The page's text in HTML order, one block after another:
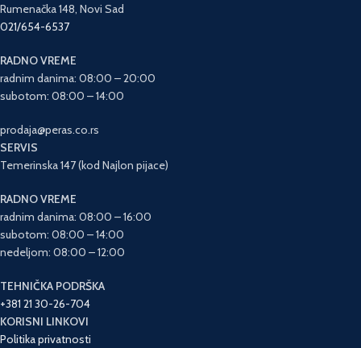
Rumenačka 148, Novi Sad
021/654-6537
RADNO VREME
radnim danima: 08:00 – 20:00
subotom: 08:00 – 14:00
prodaja@peras.co.rs
SERVIS
Temerinska 147 (kod Najlon pijace)
RADNO VREME
radnim danima: 08:00 – 16:00
subotom: 08:00 – 14:00
nedeljom: 08:00 – 12:00
TEHNIČKA PODRŠKA
+381 21 30-26-704
KORISNI LINKOVI
Politika privatnosti